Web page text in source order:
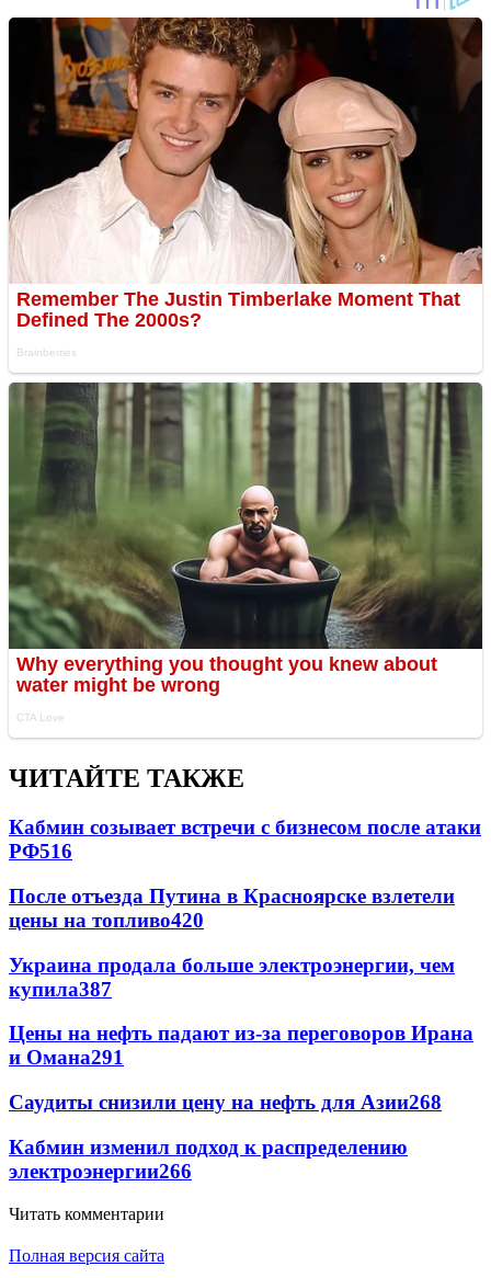
ЧИТАЙТЕ ТАКЖЕ
Кабмин созывает встречи с бизнесом после атаки
РФ516
После отъезда Путина в Красноярске взлетели
цены на топливо420
Украина продала больше электроэнергии, чем
купила387
Цены на нефть падают из-за переговоров Ирана
и Омана291
Саудиты снизили цену на нефть для Азии268
Кабмин изменил подход к распределению
электроэнергии266
Читать комментарии
Полная версия сайта